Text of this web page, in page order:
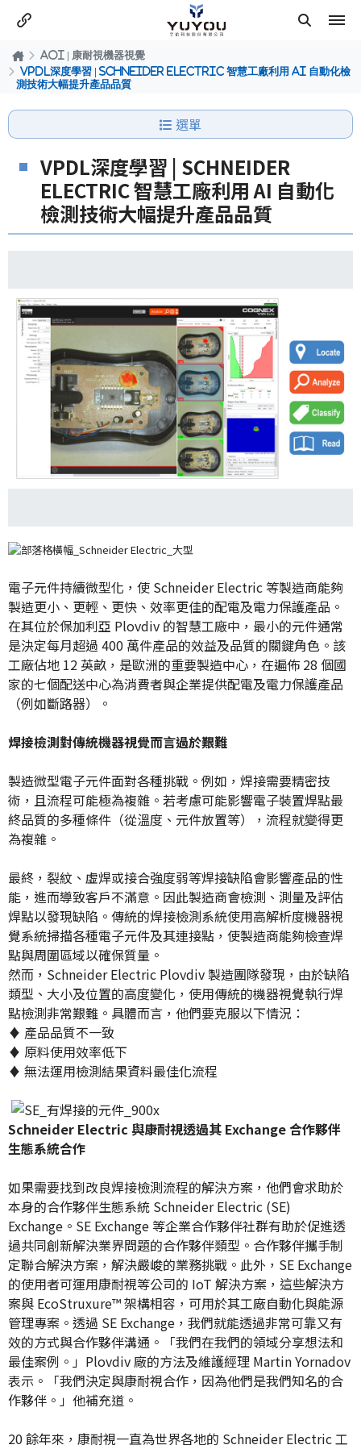
AOI | 康耐視機器視覺
VPDL深度學習 | SCHNEIDER ELECTRIC 智慧工廠利用 AI 自動化檢
測技術大幅提升產品品質
選單
VPDL深度學習 | SCHNEIDER
ELECTRIC 智慧工廠利用 AI 自動化
檢測技術大幅提升產品品質
電子元件持續微型化，使 Schneider Electric 等製造商能夠
製造更小、更輕、更快、效率更佳的配電及電力保護產品。
在其位於保加利亞 Plovdiv 的智慧工廠中，最小的元件通常
是決定每月超過 400 萬件產品的效益及品質的關鍵角色。該
工廠佔地 12 英畝，是歐洲的重要製造中心，在遍佈 28 個國
家的七個配送中心為消費者與企業提供配電及電力保護產品
（例如斷路器）。
焊接檢測對傳統機器視覺而言過於艱難
製造微型電子元件面對各種挑戰。例如，焊接需要精密技
術，且流程可能極為複雜。若考慮可能影響電子裝置焊點最
終品質的多種條件（從溫度、元件放置等），流程就變得更
為複雜。
最終，裂紋、虛焊或接合強度弱等焊接缺陷會影響產品的性
能，進而導致客戶不滿意。因此製造商會檢測、測量及評估
焊點以發現缺陷。傳統的焊接檢測系統使用高解析度機器視
覺系統掃描各種電子元件及其連接點，使製造商能夠檢查焊
點與周圍區域以確保質量。
然而，Schneider Electric Plovdiv 製造團隊發現，由於缺陷
類型、大小及位置的高度變化，使用傳統的機器視覺執行焊
點檢測非常艱難。具體而言，他們要克服以下情況：
♦ 產品品質不一致
♦ 原料使用效率低下
♦ 無法運用檢測結果資料最佳化流程
Schneider Electric 與康耐視透過其 Exchange 合作夥伴
生態系統合作
如果需要找到改良焊接檢測流程的解決方案，他們會求助於
本身的合作夥伴生態系統 Schneider Electric (SE)
Exchange。SE Exchange 等企業合作夥伴社群有助於促進透
過共同創新解決業界問題的合作夥伴類型。合作夥伴攜手制
定聯合解決方案，解決嚴峻的業務挑戰。此外，SE Exchange
的使用者可運用康耐視等公司的 IoT 解決方案，這些解決方
案與 EcoStruxure™ 架構相容，可用於其工廠自動化與能源
管理專案。透過 SE Exchange，我們就能透過非常可靠又有
效的方式與合作夥伴溝通。「我們在我們的領域分享想法和
最佳案例。」Plovdiv 廠的方法及維護經理 Martin Yornadov
表示。「我們決定與康耐視合作，因為他們是我們知名的合
作夥伴。」他補充道。
20 餘年來，康耐視一直為世界各地的 Schneider Electric 工